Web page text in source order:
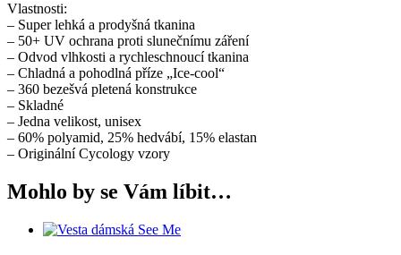
Vlastnosti:
– Super lehká a prodyšná tkanina
– 50+ UV ochrana proti slunečnímu záření
– Odvod vlhkosti a rychleschnoucí tkanina
– Chladná a pohodlná příze „Ice-cool“
– 360 bezešvá pletená konstrukce
– Skladné
– Jedna velikost, unisex
– 60% polyamid, 25% hedvábí, 15% elastan
– Originální Cycology vzory
Mohlo by se Vám líbit…